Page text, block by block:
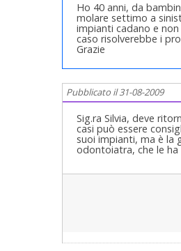
Ho 40 anni, da
molare settimo a
impianti cadano e
caso risolverebbe i
Grazie
Pubblicato il 31-08-2009
Sig.ra Silvia, deve
casi può essere
suoi impianti, ma è la
odontoiatra, che le